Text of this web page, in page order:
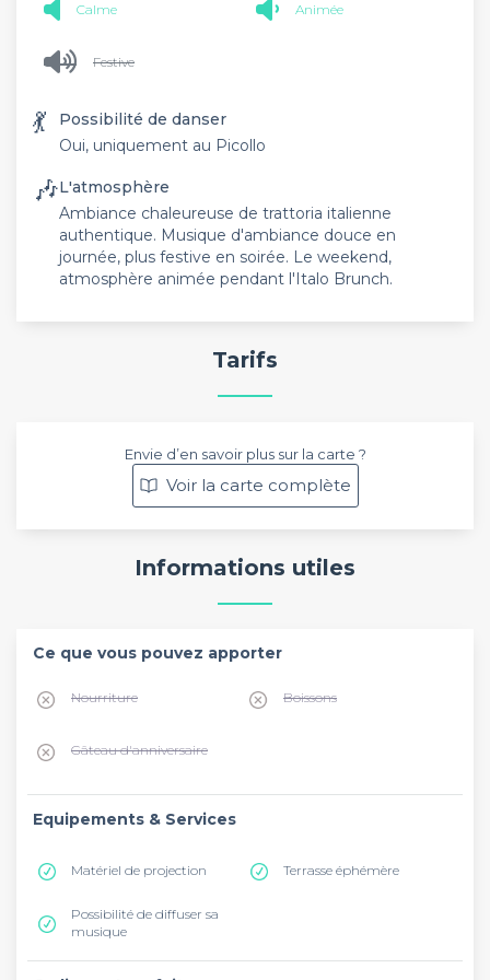
Calme Animée
Festive
💃
Possibilité de danser
Oui, uniquement au Picollo
🎶L'atmosphère
Ambiance chaleureuse de trattoria italienne
authentique. Musique d'ambiance douce en
journée, plus festive en soirée. Le weekend,
atmosphère animée pendant l'Italo Brunch.
Tarifs
Envie d’en savoir plus sur la carte ?
Voir la carte complète
Informations utiles
Ce que vous pouvez apporter
Nourriture Boissons
Gâteau d'anniversaire
Equipements & Services
Matériel de projection Terrasse éphémère
Possibilité de diffuser sa
musique